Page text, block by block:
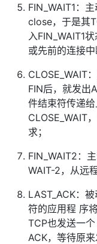
FIN_WAIT1：
close，于是其
入FIN_WAIT1
或先前的连接中
CLOSE_WAIT
FIN后，就发出
件结束符传递
CLOSE_WAIT
求；
FIN_WAIT2：
WAIT-2，从远
LAST_ACK：
符的应用程 序
TCP也发送一
ACK，等待原